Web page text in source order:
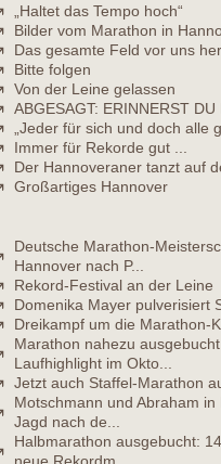
„Haltet das Tempo hoch“
Bilder vom Marathon in
Das gesamte Feld vor uns
Bitte folgen
Von der Leine gelassen
ABGESAGT: ERINNERST
„Jeder für sich und doch alle
Immer für Rekorde gut ...
Der Hannoveraner tanzt auf
Großartiges Hannover
Deutsche Marathon-
Hannover nach P...
Rekord-Festival an der Leine
Domenika Mayer pulverisiert
Dreikampf um die Marathon-
Marathon nahezu
Laufhighlight im Okto...
Jetzt auch Staffel-Marathon
Motschmann und Abraham
Jagd nach de...
Halbmarathon ausgebucht: